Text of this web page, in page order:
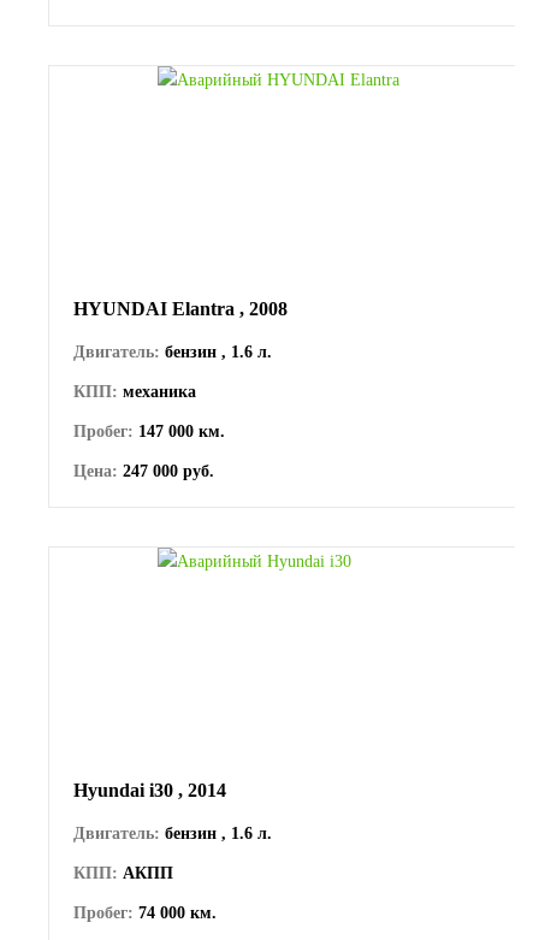
HYUNDAI Elantra , 2008
Двигатель: бензин , 1.6 л.
КПП: механика
Пробег: 147 000 км.
Цена: 247 000 руб.
Hyundai i30 , 2014
Двигатель: бензин , 1.6 л.
КПП: АКПП
Пробег: 74 000 км.